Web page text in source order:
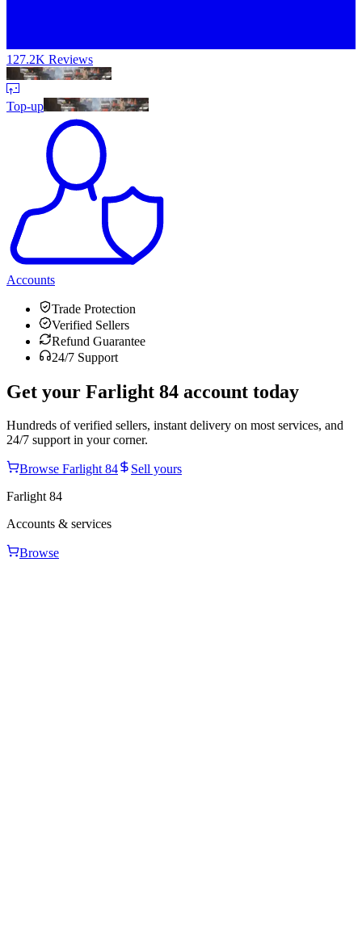
127.2K Reviews
Top-up
Accounts
Trade Protection
Verified Sellers
Refund Guarantee
24/7 Support
Get your Farlight 84 account today
Hundreds of verified sellers, instant delivery on most services, and
24/7 support in your corner.
Browse Farlight 84
Sell yours
Farlight 84
Accounts & services
Browse